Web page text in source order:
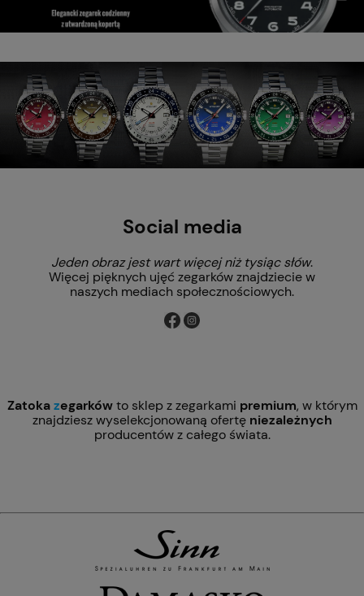
Social media
Jeden obraz jest wart więcej niż tysiąc słów.
Więcej pięknych ujęć zegarków znajdziecie w
naszych mediach społecznościowych.
Zatokazegarkówto sklep z zegarkami premium, w którym
znajdziesz wyselekcjonowaną ofertę niezależnych
producentów z całego świata.